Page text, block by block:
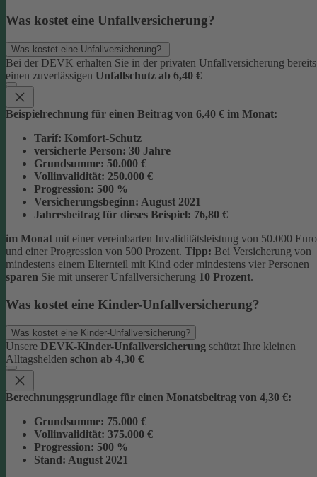
Was kostet eine Unfallversicherung?
Was kostet eine Unfallversicherung?
Bei der DEVK erhalten Sie in der privaten Unfallversicherung bereits
einen zuverlässigen Unfallschutz ab 6,40 €
Beispielrechnung für einen Beitrag von 6,40 € im Monat:
Tarif: Komfort-Schutz
versicherte Person: 30 Jahre
Grundsumme: 50.000 €
Vollinvalidität: 250.000 €
Progression: 500 %
Versicherungsbeginn: August 2021
Jahresbeitrag für dieses Beispiel: 76,80 €
im Monat mit einer vereinbarten Invaliditätsleistung von 50.000 Euro
und einer Progression von 500 Prozent. Tipp: Bei Versicherung von
mindestens einem Elternteil mit Kind oder mindestens vier Personen
sparen Sie mit unserer Unfallversicherung 10 Prozent.
Was kostet eine Kinder-Unfallversicherung?
Was kostet eine Kinder-Unfallversicherung?
Unsere DEVK-Kinder-Unfallversicherung schützt Ihre kleinen
Alltagshelden schon ab 4,30 €
Berechnungsgrundlage für einen Monatsbeitrag von 4,30 €:
Grundsumme: 75.000 €
Vollinvalidität: 375.000 €
Progression: 500 %
Stand: August 2021